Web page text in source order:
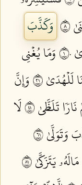
وَكَذَّبَ
وَمَا يُغۡنِي
١٢
وَإِنَّ
تَلَظَّىٰ ١٤
لَا
١٦
يَتَزَكَّىٰ ١٨